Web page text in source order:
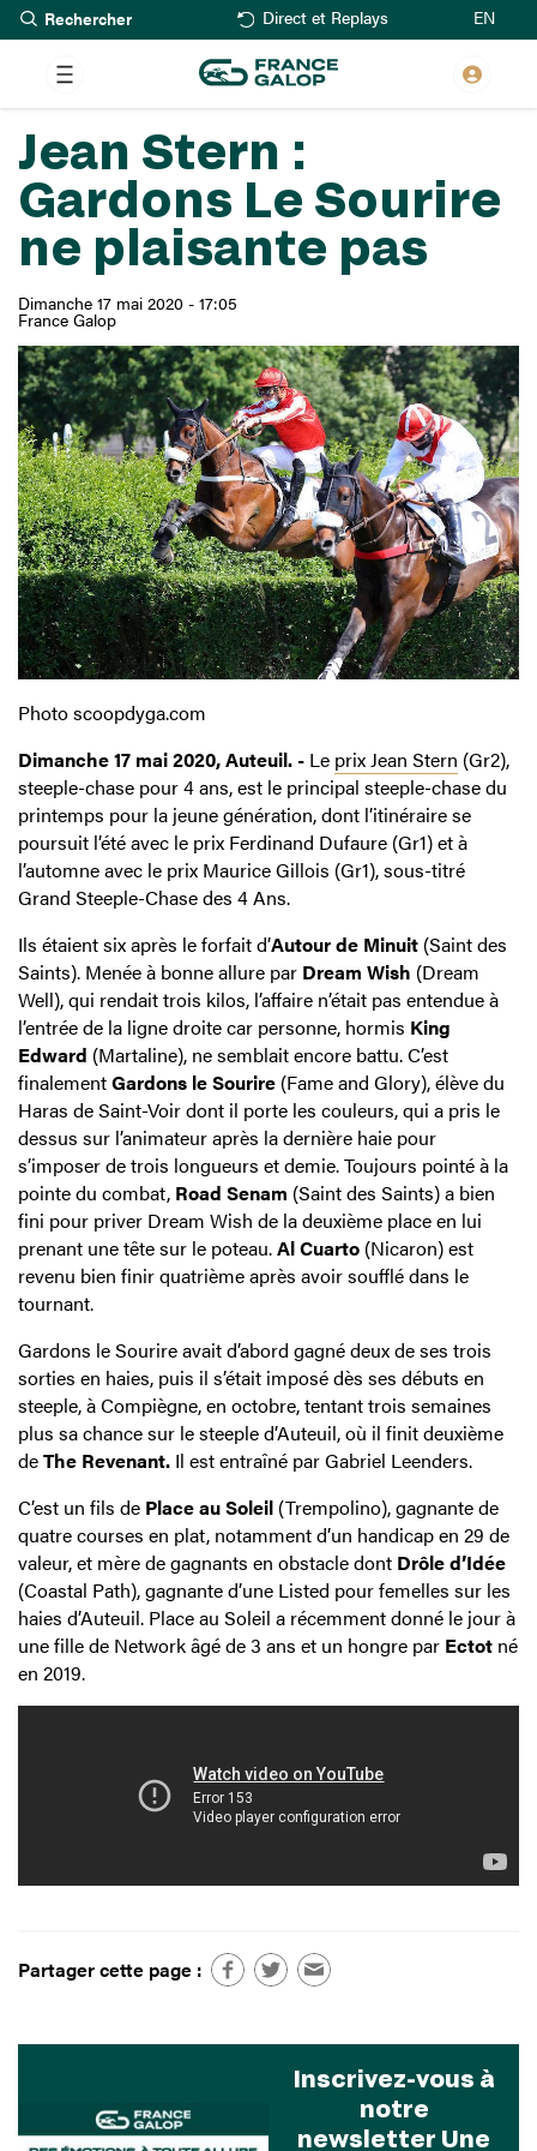
Aller
au
contenu
principal
Rechercher Direct et Replays EN
Jean Stern :
Gardons Le Sourire
ne plaisante pas
Dimanche 17 mai 2020 - 17:05
France Galop
Photo scoopdyga.com
Dimanche 17 mai 2020, Auteuil. - Le prix Jean Stern (Gr2),
steeple-chase pour 4 ans, est le principal steeple-chase du
printemps pour la jeune génération, dont l’itinéraire se
poursuit l’été avec le prix Ferdinand Dufaure (Gr1) et à
l’automne avec le prix Maurice Gillois (Gr1), sous-titré
Grand Steeple-Chase des 4 Ans.
Ils étaient six après le forfait d’Autour de Minuit (Saint des
Saints). Menée à bonne allure par Dream Wish (Dream
Well), qui rendait trois kilos, l’affaire n’était pas entendue à
l’entrée de la ligne droite car personne, hormis King
Edward (Martaline), ne semblait encore battu. C’est
finalementGardons le Sourire (Fame and Glory), élève du
Haras de Saint-Voir dont il porte les couleurs, qui a pris le
dessus sur l’animateur après la dernière haie pour
s’imposer de trois longueurs et demie. Toujours pointé à la
pointe du combat, Road Senam (Saint des Saints) a bien
fini pour priver Dream Wish de la deuxième place en lui
prenant une tête sur le poteau.Al Cuarto (Nicaron) est
revenu bien finir quatrième après avoir soufflé dans le
tournant.
Gardons le Sourire avait d’abord gagné deux de ses trois
sorties en haies, puis il s’était imposé dès ses débuts en
steeple, à Compiègne, en octobre, tentant trois semaines
plus sa chance sur le steeple d’Auteuil, où il finit deuxième
deThe Revenant. Il est entraîné par Gabriel Leenders.
C’est un fils de Place au Soleil (Trempolino), gagnante de
quatre courses en plat, notamment d’un handicap en 29 de
valeur, et mère de gagnants en obstacle dont Drôle d’Idée
(Coastal Path), gagnante d’une Listed pour femelles sur les
haies d’Auteuil. Place au Soleil a récemment donné le jour à
une fille de Network âgé de 3 ans et un hongre par Ectot né
en 2019.
Partager cette page :
Inscrivez-vous à
notre
newsletter Une